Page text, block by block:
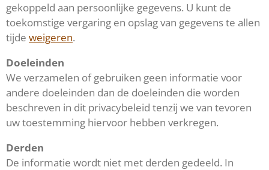
gekoppeld aan persoonlijke gegevens. U kunt de
toekomstige vergaring en opslag van gegevens te allen
tijde weigeren.
Doeleinden
We verzamelen of gebruiken geen informatie voor
andere doeleinden dan de doeleinden die worden
beschreven in dit privacybeleid tenzij we van tevoren
uw toestemming hiervoor hebben verkregen.
Derden
De informatie wordt niet met derden gedeeld. In